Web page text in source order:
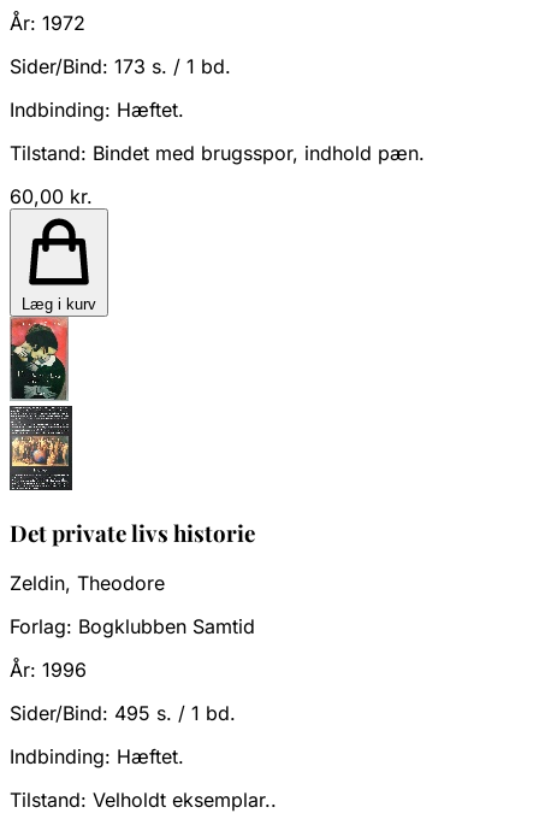
År: 1972
Sider/Bind: 173 s. / 1 bd.
Indbinding: Hæftet.
Tilstand: Bindet med brugsspor, indhold pæn.
60,00 kr.
Læg i kurv
Det private livs historie
Zeldin, Theodore
Forlag: Bogklubben Samtid
År: 1996
Sider/Bind: 495 s. / 1 bd.
Indbinding: Hæftet.
Tilstand: Velholdt eksemplar..